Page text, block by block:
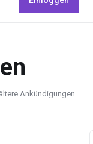
ältere Ankündigungen